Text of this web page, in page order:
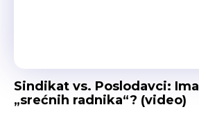
Sindikat vs. Poslodavci:
„srećnih radnika“? (video)